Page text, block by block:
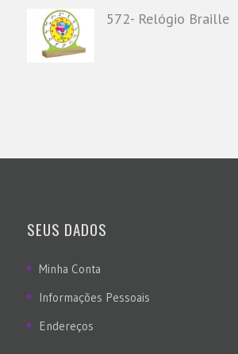
572- Relógio Braille
SEUS DADOS
Minha Conta
Informações Pessoais
Endereços